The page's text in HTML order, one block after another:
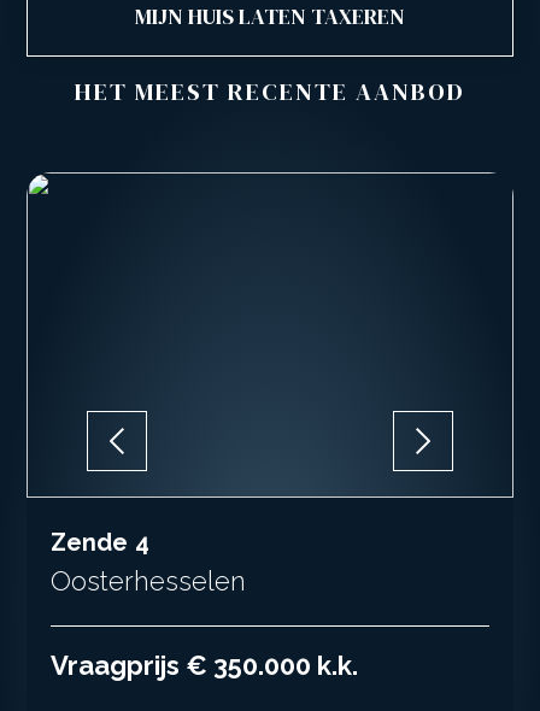
MIJN HUIS LATEN TAXEREN
HET MEEST RECENTE AANBOD
Zende 4
Oosterhesselen
Vraagprijs € 350.000 k.k.